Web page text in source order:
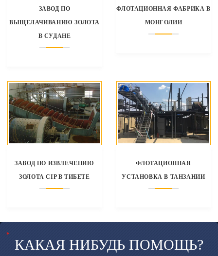
ЗАВОД ПО
ВЫЩЕЛАЧИВАНИЮ ЗОЛОТА
В СУДАНЕ
ФЛОТАЦИОННАЯ ФАБРИКА В
МОНГОЛИИ
ЗАВОД ПО ИЗВЛЕЧЕНИЮ
ЗОЛОТА CIP В ТИБЕТЕ
ФЛОТАЦИОННАЯ
УСТАНОВКА В ТАНЗАНИИ
КАКАЯ НИБУДЬ ПОМОЩЬ?
*
*
*